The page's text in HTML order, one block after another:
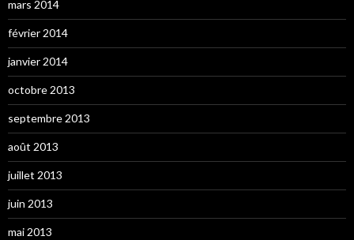
mars 2014
février 2014
janvier 2014
octobre 2013
septembre 2013
août 2013
juillet 2013
juin 2013
mai 2013